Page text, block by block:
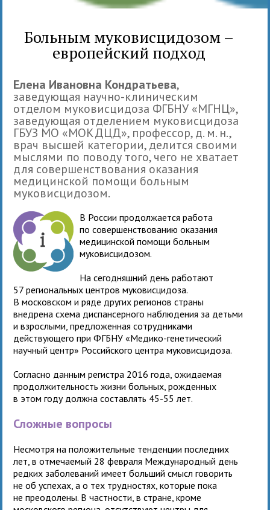
Больным муковисцидозом –
европейский подход
Елена Ивановна Кондратьева,
заведующая научно-клиническим
отделом муковисцидоза ФГБНУ «МГНЦ»,
заведующая отделением муковисцидоза
ГБУЗ МО «МОКДЦД», профессор, д. м. н.,
врач высшей категории, делится своими
мыслями по поводу того, чего не хватает
для совершенствования оказания
медицинской помощи больным
муковисцидозом.
В России продолжается работа
по совершенствованию оказания
медицинской помощи больным
муковисцидозом.
На сегодняшний день работают
57 региональных центров муковисцидоза.
В московском и ряде других регионов страны
внедрена схема диспансерного наблюдения за детьми
и взрослыми, предложенная сотрудниками
действующего при ФГБНУ «Медико-генетический
научный центр» Российского центра муковисцидоза.
Согласно данным регистра 2016 года, ожидаемая
продолжительность жизни больных, рожденных
в этом году должна составлять 45-55 лет.
Сложные вопросы
Несмотря на положительные тенденции последних
лет, в отмечаемый 28 февраля Международный день
редких заболеваний имеет больший смысл говорить
не об успехах, а о тех трудностях, которые пока
не преодолены. В частности, в стране, кроме